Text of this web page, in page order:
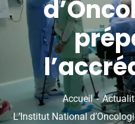
Accueil
L’Institut National